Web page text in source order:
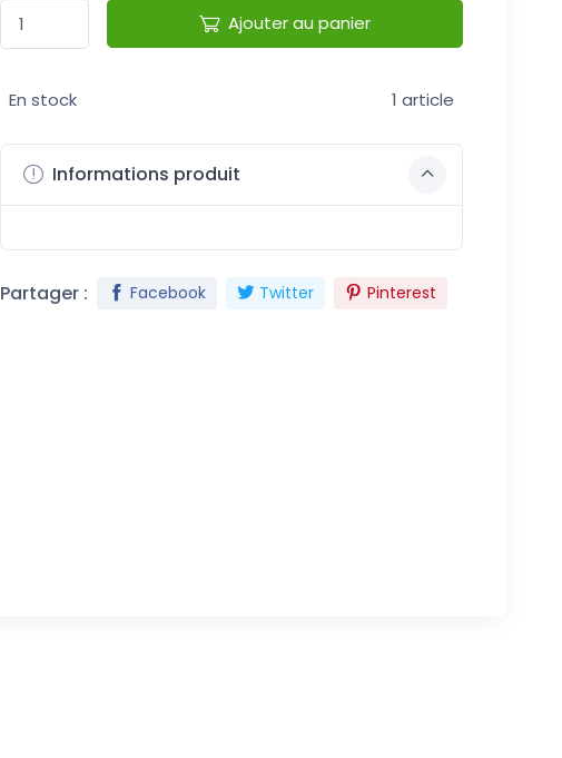
Ajouter au panier
En stock 1 article
Informations produit
Partager : Facebook Twitter Pinterest